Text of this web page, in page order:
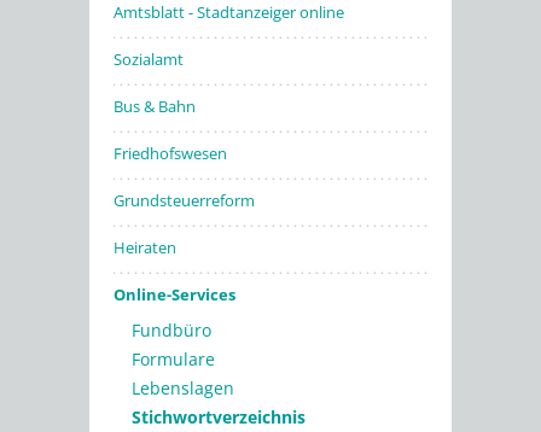
Amtsblatt - Stadtanzeiger online
Sozialamt
Bus & Bahn
Friedhofswesen
Grundsteuerreform
Heiraten
Online-Services
Fundbüro
Formulare
Lebenslagen
Stichwortverzeichnis